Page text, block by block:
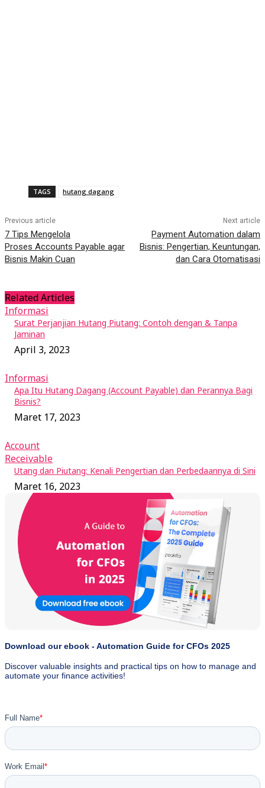
TAGS hutang dagang
Previous article
7 Tips Mengelola
Proses Accounts Payable agar
Bisnis Makin Cuan
Next article
Payment Automation dalam
Bisnis: Pengertian, Keuntungan,
dan Cara Otomatisasi
Related Articles
Informasi
Surat Perjanjian Hutang Piutang: Contoh dengan & Tanpa
Jaminan
April 3, 2023
Informasi
Apa Itu Hutang Dagang (Account Payable) dan Perannya Bagi
Bisnis?
Maret 17, 2023
Account
Receivable
Utang dan Piutang: Kenali Pengertian dan Perbedaannya di Sini
Maret 16, 2023